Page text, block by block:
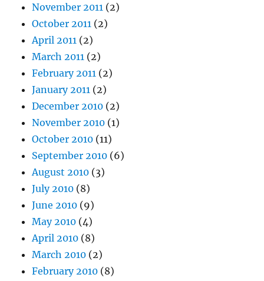
November 2011 (2)
October 2011 (2)
April 2011 (2)
March 2011 (2)
February 2011 (2)
January 2011 (2)
December 2010 (2)
November 2010 (1)
October 2010 (11)
September 2010 (6)
August 2010 (3)
July 2010 (8)
June 2010 (9)
May 2010 (4)
April 2010 (8)
March 2010 (2)
February 2010 (8)